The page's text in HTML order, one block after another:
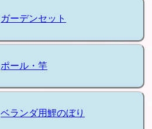
ガーデンセット
ポール・竿
ベランダ用鯉のぼり